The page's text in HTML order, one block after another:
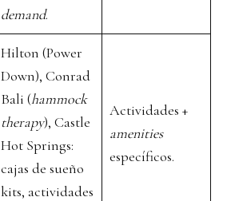
demand.
Hilton (Power
Down), Conrad
Bali (hammock
therapy), Castle
Hot Springs:
cajas de sueño
kits, actividades
Actividades +
amenities
específicos.